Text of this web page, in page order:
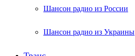
Шансон радио из России
Шансон радио из Украины